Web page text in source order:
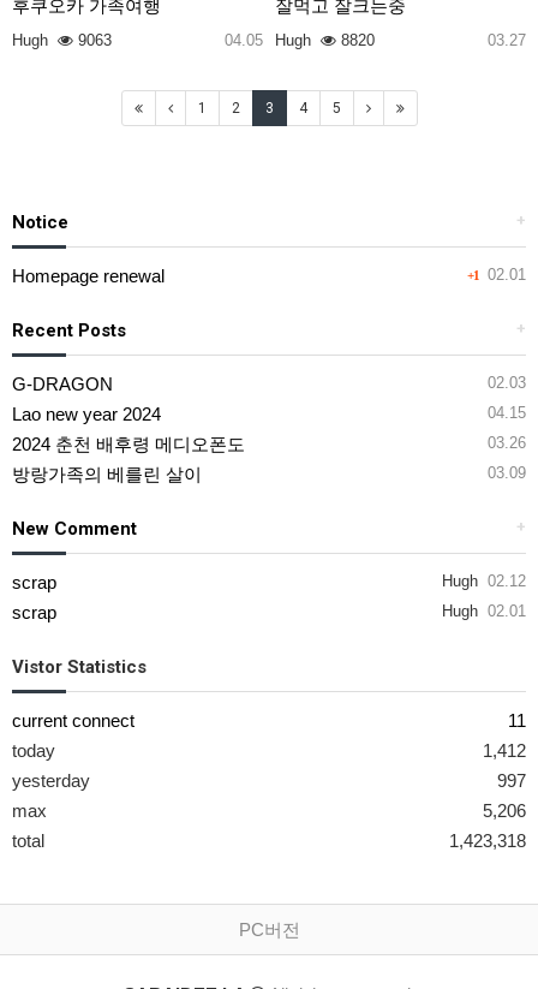
후쿠오카 가족여행
Hugh 9063 04.05
잘먹고 잘크는중
Hugh 8820 03.27
1 2 3 4 5
+
Notice
+1 02.01
Homepage renewal
+
Recent Posts
02.03
G-DRAGON
04.15
Lao new year 2024
03.26
2024 춘천 배후령 메디오폰도
03.09
방랑가족의 베를린 살이
+
New Comment
Hugh 02.12
scrap
Hugh 02.01
scrap
Vistor Statistics
current connect
11
today
1,412
yesterday
997
max
5,206
total
1,423,318
PC버전